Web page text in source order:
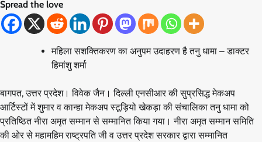
Spread the love
महिला सशक्तिकरण का अनुपम उदाहरण है तनु धामा – डाक्टर
हिमांशु शर्मा
बागपत, उत्तर प्रदेश। विवेक जैन। दिल्ली एनसीआर की सुप्रसिद्ध मेकअप
आर्टिस्टों में शुमार व कान्हा मेकअप स्टूड़ियो खेकड़ा की संचालिका तनु धामा को
प्रतिष्ठित नीरा अमृत सम्मान से सम्मानित किया गया। नीरा अमृत सम्मान समिति
की ओर से महामहिम राष्ट्रपति जी व उत्तर प्रदेश सरकार द्वारा सम्मानित